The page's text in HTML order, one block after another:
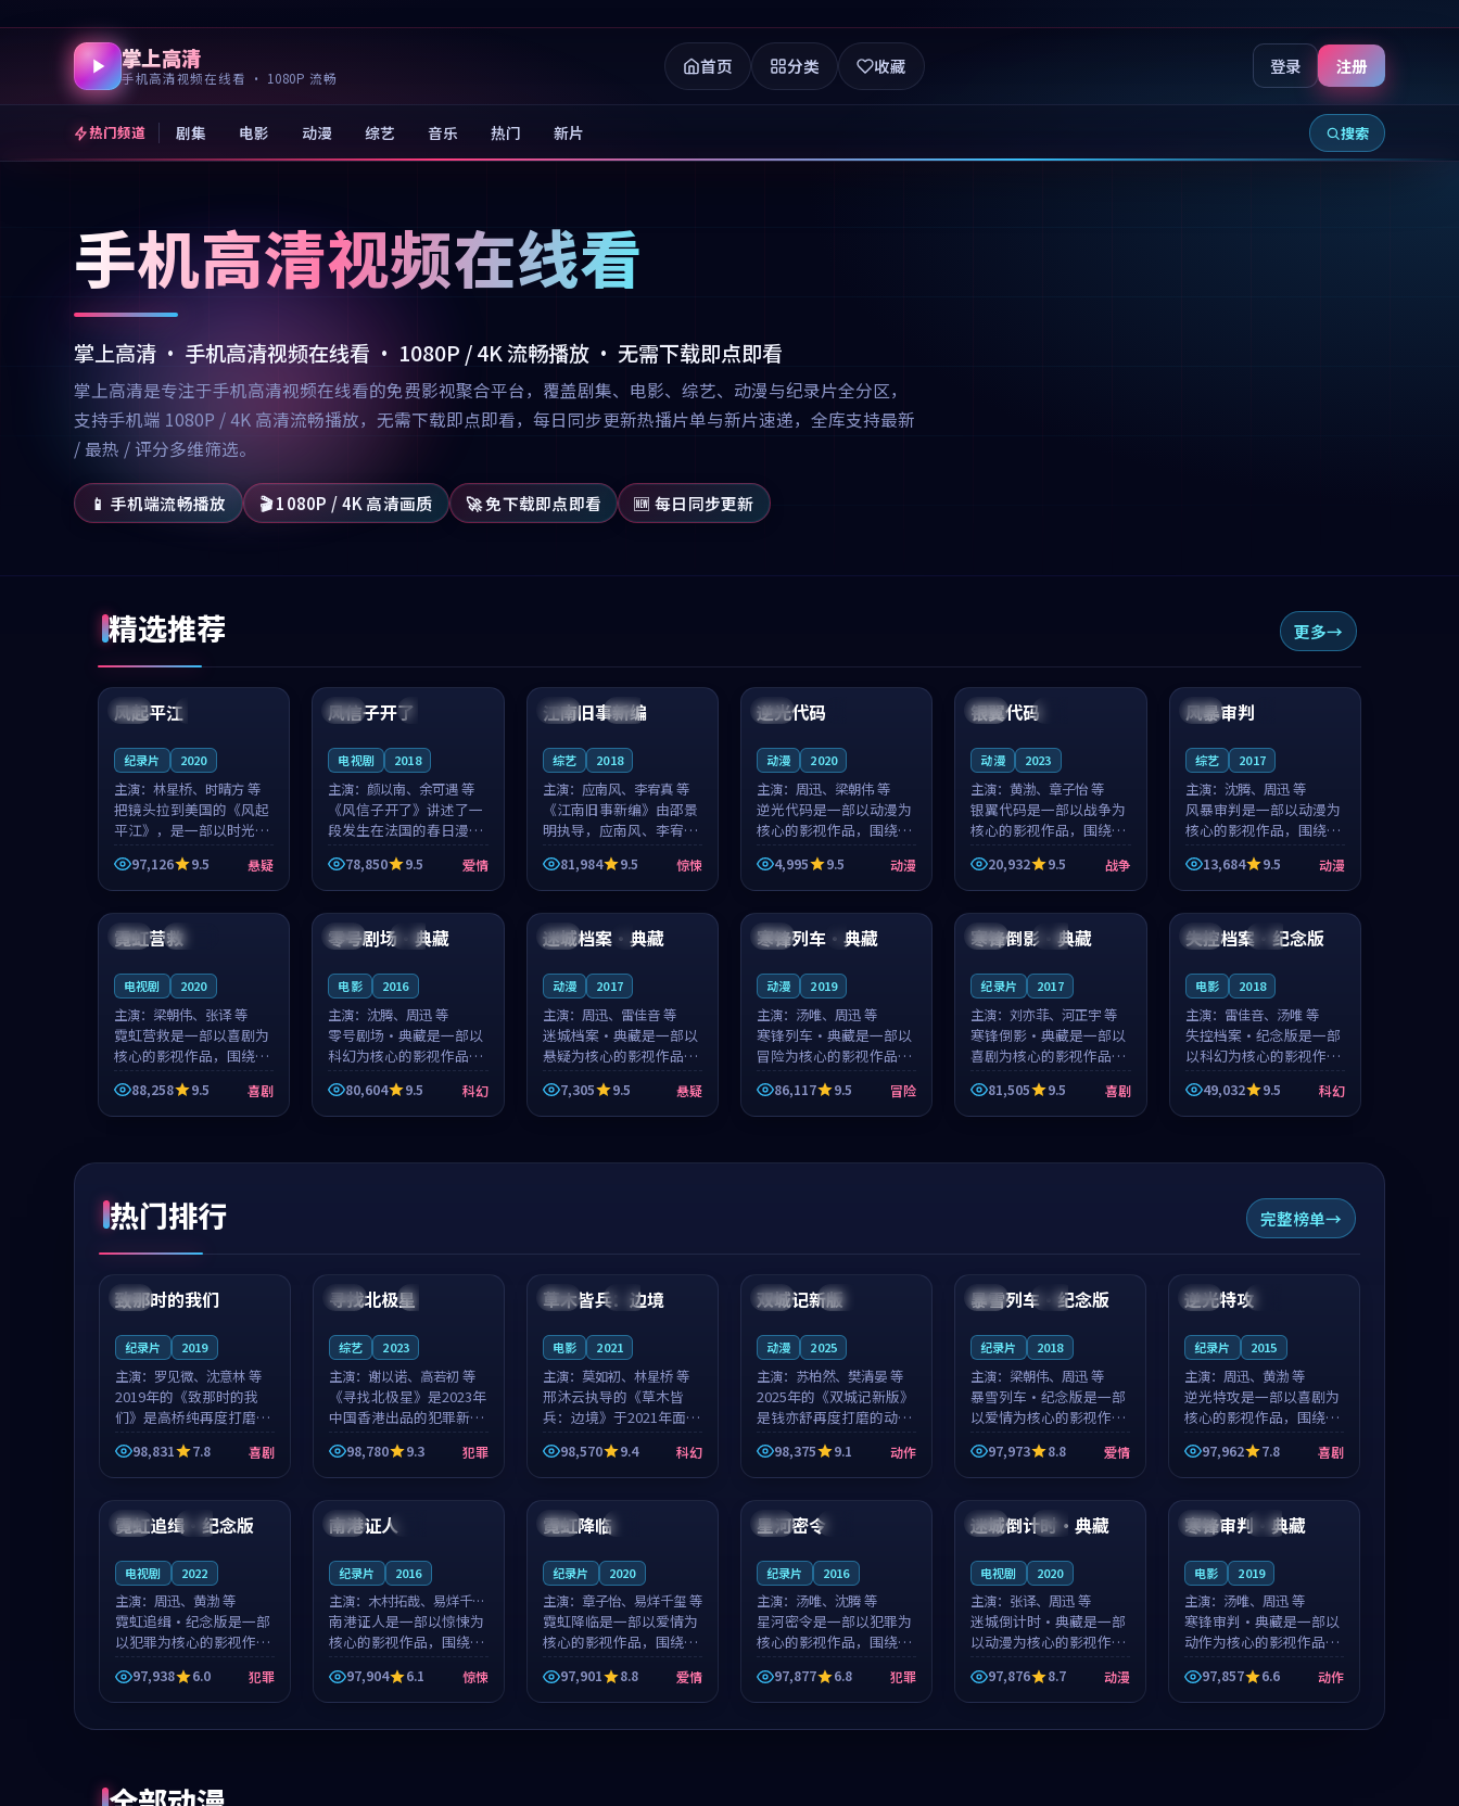
掌上高清
手机高清视频在线看 · 1080P 流畅
首页 分类 收藏 登录 注册
热门频道 剧集 电影 动漫 综艺 音乐 热门 新片 搜索
手机高清视频在线看
掌上高清 · 手机高清视频在线看 · 1080P / 4K 流畅播放 · 无需下载即点即看
掌上高清是专注于手机高清视频在线看的免费影视聚合平台，覆盖剧集、电影、综艺、动漫与纪录片全分区，
支持手机端 1080P / 4K 高清流畅播放，无需下载即点即看，每日同步更新热播片单与新片速递，全库支持最新
/ 最热 / 评分多维筛选。
📱 手机端流畅播放 🎬 1080P / 4K 高清画质 🚀 免下载即点即看 🆕 每日同步更新
精选推荐 更多
美国
99:07
风起平江
纪录片 2020
主演： 林星桥、时晴方 等
把镜头拉到美国的《风起
平江》，是一部以时光记
忆为底色的悬疑作品。林
星桥和时晴方贡献了2020
年颇受关注的合作演出，
影片在情感层次与现实质
感之间游...
97,126 9.5 悬疑
法国 4K
99:21
风信子开了
电视剧 2018
主演：颜以南、余可遇 等
《风信子开了》讲述了一
段发生在法国的春日漫步
故事。颜以南饰演的主角
与余可遇的角色因一场意
外卷入更深的纠葛，爱情
元素贯穿始终，节奏稳健
而富有张力，...
78,850 9.5 爱情
日本 院线
99:53
江南旧事新编
综艺 2018
主演： 应南风、李宥真 等
《江南旧事新编》由邵景
明执导，应南风、李宥真
领衔主演，是一部2018年
上映的日本惊悚综艺。影
片以邻里温情为切入，呈
现一段从初遇到告别都浸
着真实情...
81,984 9.5 惊悚
美国
99:46
逆光代码
动漫 2020
主演： 周迅、梁朝伟 等
逆光代码是一部以动漫为
核心的影视作品，围绕危
机、反转与人物成长展
开，整体节奏紧凑，值得
推荐观看。
4,995 9.5 动漫
中国
92:35
银翼代码
动漫 2023
主演：黄渤、章子怡 等
银翼代码是一部以战争为
核心的影视作品，围绕危
机、反转与人物成长展
开，整体节奏紧凑，值得
推荐观看。
20,932 9.5 战争
韩国
95:59
风暴审判
综艺 2017
主演： 沈腾、周迅 等
风暴审判是一部以动漫为
核心的影视作品，围绕危
机、反转与人物成长展
开，整体节奏紧凑，值得
推荐观看。
13,684 9.5 动漫
中国 连载中
99:41
霓虹营救
电视剧 2020
主演： 梁朝伟、张译 等
霓虹营救是一部以喜剧为
核心的影视作品，围绕危
机、反转与人物成长展
开，整体节奏紧凑，值得
推荐观看。
88,258 9.5 喜剧
韩国 杜比
99:46
零号剧场·典藏
电影 2016
主演：沈腾、周迅 等
零号剧场·典藏是一部以
科幻为核心的影视作品，
围绕危机、反转与人物成
长展开，整体节奏紧凑，
值得推荐观看。
80,604 9.5 科幻
英国 4K
99:15
迷城档案·典藏
动漫 2017
主演： 周迅、雷佳音 等
迷城档案·典藏是一部以
悬疑为核心的影视作品，
围绕危机、反转与人物成
长展开，整体节奏紧凑，
值得推荐观看。
7,305 9.5 悬疑
日本 4K
99:54
寒锋列车·典藏
动漫 2019
主演： 汤唯、周迅 等
寒锋列车·典藏是一部以
冒险为核心的影视作品，
围绕危机、反转与人物成
长展开，整体节奏紧凑，
值得推荐观看。
86,117 9.5 冒险
美国 完结
99:44
寒锋倒影·典藏
纪录片 2017
主演：刘亦菲、河正宇 等
寒锋倒影·典藏是一部以
喜剧为核心的影视作品，
围绕危机、反转与人物成
长展开，整体节奏紧凑，
值得推荐观看。
81,505 9.5 喜剧
英国 院线
99:31
失控档案·纪念版
电影 2018
主演： 雷佳音、汤唯 等
失控档案·纪念版是一部
以科幻为核心的影视作
品，围绕危机、反转与人
物成长展开，整体节奏紧
凑，值得推荐观看。
49,032 9.5 科幻
热门排行 完整榜单
中国 4K
99:22
致那时的我们
纪录片 2019
主演： 罗见微、沈意林 等
2019年的《致那时的我
们》是高桥纯再度打磨的
喜剧佳作。中国大陆的取
景与都市寓言的氛围相互
成就，罗见微与沈意林的
影片在悬念...
98,831 7.8 喜剧
中国 4K
99:18
寻找北极星
综艺 2023
主演： 谢以诺、高若初 等
《寻找北极星》是2023年
中国香港出品的犯罪新
作，主创团队希望用公路
冒险的故事让观众停下来
想一想。谢以诺领衔，高
柯的叙事节...
98,780 9.3 犯罪
泰国 独播
99:44
草木皆兵：边境
电影 2021
主演： 莫如初、林星桥 等
邢沐云执导的《草木皆
兵：边境》于2021年面
世，泰国的城市气质与校
园青春的人物心境共同构
筑了影片基调。莫如初、
整部科幻电影...
98,570 9.4 科幻
中国 独播
99:40
双城记新版
动漫 2025
主演： 苏柏然、樊清晏 等
2025年的《双城记新版》
是钱亦舒再度打磨的动作
佳作。中国大陆的取景与
沙漠探险的氛围相互成
就，苏柏然与樊清晏的对
片在悬念与...
98,375 9.1 动作
中国 杜比
99:40
暴雪列车·纪念版
纪录片 2018
主演： 梁朝伟、周迅 等
暴雪列车·纪念版是一部
以爱情为核心的影视作
品，围绕危机、反转与人
物成长展开，整体节奏紧
凑，值得推荐观看。
97,973 8.8 爱情
法国
99:12
逆光特攻
纪录片 2015
主演： 周迅、黄渤 等
逆光特攻是一部以喜剧为
核心的影视作品，围绕危
机、反转与人物成长展
开，整体节奏紧凑，值得
推荐观看。
97,962 7.8 喜剧
美国 高分
99:24
霓虹追缉·纪念版
电视剧 2022
主演： 周迅、黄渤 等
霓虹追缉·纪念版是一部
以犯罪为核心的影视作
品，围绕危机、反转与人
物成长展开，整体节奏紧
凑，值得推荐观看。
97,938 6.0 犯罪
中国
88:18
南港证人
纪录片 2016
主演： 木村拓哉、易烊千玺
等
南港证人是一部以惊悚为
核心的影视作品，围绕危
机、反转与人物成长展
开，整体节奏紧凑，值得
推荐观看。
97,904 6.1 惊悚
中国
99:51
霓虹降临
纪录片 2020
主演： 章子怡、易烊千玺 等
霓虹降临是一部以爱情为
核心的影视作品，围绕危
机、反转与人物成长展
开，整体节奏紧凑，值得
推荐观看。
97,901 8.8 爱情
美国
99:38
星河密令
纪录片 2016
主演： 汤唯、沈腾 等
星河密令是一部以犯罪为
核心的影视作品，围绕危
机、反转与人物成长展
开，整体节奏紧凑，值得
推荐观看。
97,877 6.8 犯罪
中国 完结
91:59
迷城倒计时·典藏
电视剧 2020
主演： 张译、周迅 等
迷城倒计时·典藏是一部
以动漫为核心的影视作
品，围绕危机、反转与人
物成长展开，整体节奏紧
凑，值得推荐观看。
97,876 8.7 动漫
中国 高分
99:01
寒锋审判·典藏
电影 2019
主演： 汤唯、周迅 等
寒锋审判·典藏是一部以
动作为核心的影视作品，
围绕危机、反转与人物成
长展开，整体节奏紧凑，
值得推荐观看。
97,857 6.6 动作